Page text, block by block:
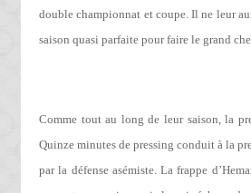
double championnat et coupe. Il ne leur
saison quasi parfaite pour faire le grand
Comme tout au long de leur saison, la
Quinze minutes de pressing conduit à la
par la défense asémiste. La frappe